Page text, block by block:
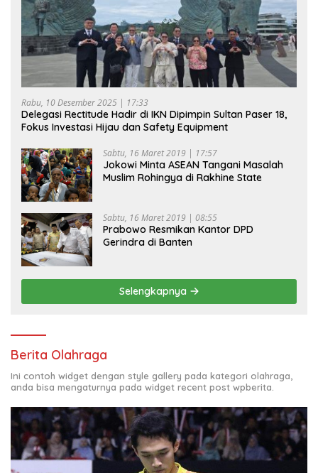
Rabu, 10 Desember 2025 | 17:33
Delegasi Rectitude Hadir di IKN Dipimpin Sultan Paser 18,
Fokus Investasi Hijau dan Safety Equipment
Sabtu, 16 Maret 2019 | 17:57
Jokowi Minta ASEAN Tangani Masalah
Muslim Rohingya di Rakhine State
Sabtu, 16 Maret 2019 | 08:55
Prabowo Resmikan Kantor DPD
Gerindra di Banten
Selengkapnya
Berita Olahraga
Ini contoh widget dengan style gallery pada kategori olahraga,
anda bisa mengaturnya pada widget recent post wpberita.